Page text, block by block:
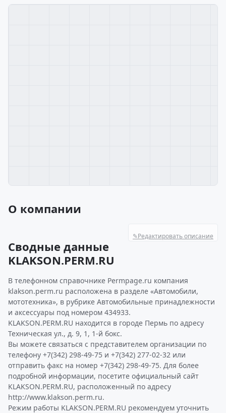
О компании
✎Редактировать описание
Сводные данные
KLAKSON.PERM.RU
В телефонном справочнике Permpage.ru компания
klakson.perm.ru расположена в разделе «Автомобили,
мототехника», в рубрике Автомобильные принадлежности
и аксессуары под номером 434933.
KLAKSON.PERM.RU находится в городе Пермь по адресу
Техническая ул., д. 9, 1, 1-й бокс.
Вы можете связаться с представителем организации по
телефону +7(342) 298-49-75 и +7(342) 277-02-32 или
отправить факс на номер +7(342) 298-49-75. Для более
подробной информации, посетите официальный сайт
KLAKSON.PERM.RU, расположенный по адресу
http://www.klakson.perm.ru.
Режим работы KLAKSON.PERM.RU рекомендуем уточнить